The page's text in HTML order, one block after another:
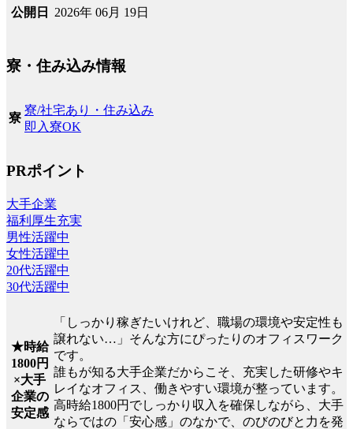
公開日 2026年 06月 19日
寮・住み込み情報
寮
寮/社宅あり・住み込み
即入寮OK
PRポイント
大手企業
福利厚生充実
男性活躍中
女性活躍中
20代活躍中
30代活躍中
★時給
1800円
×大手
企業の
安定感
「しっかり稼ぎたいけれど、職場の環境や安定性も
譲れない…」そんな方にぴったりのオフィスワーク
です。
誰もが知る大手企業だからこそ、充実した研修やキ
レイなオフィス、働きやすい環境が整っています。
高時給1800円でしっかり収入を確保しながら、大手
ならではの「安心感」のなかで、のびのびと力を発